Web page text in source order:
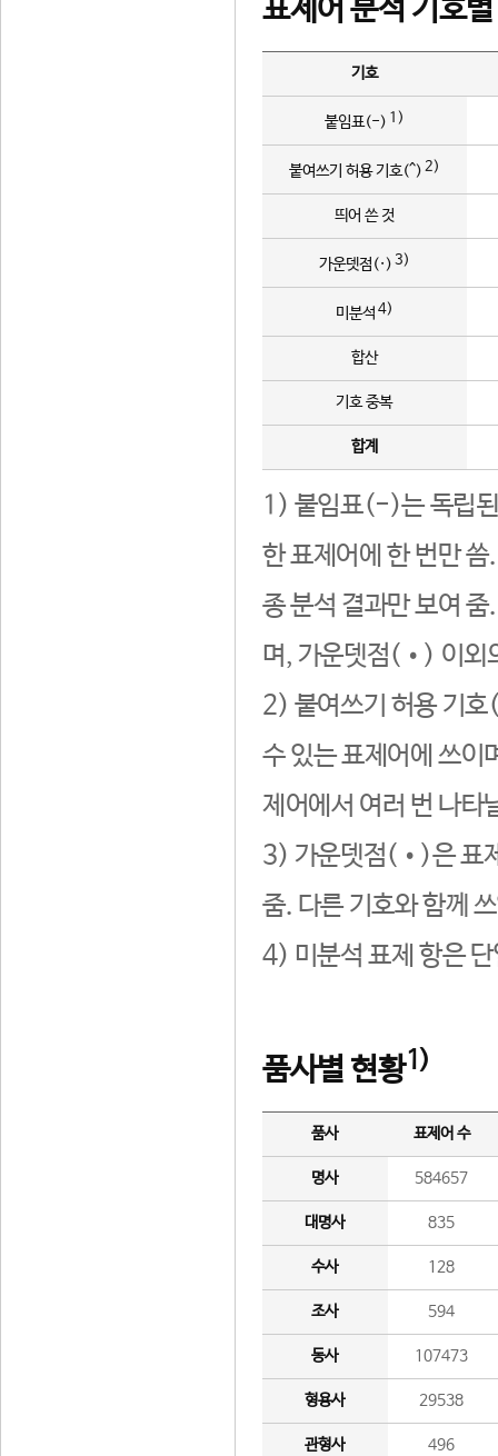
표제어 분석 기호
기호
붙임표(-) 1)
붙여쓰기 허용 기호(^) 2)
띄어 쓴 것
가운뎃점(·) 3)
미분석 4)
합산
기호 중복
합계
1) 붙임표(-)는 독립된
한 표제어에 한 번만
종 분석 결과만 보여
며, 가운뎃점(•) 이외
2) 붙여쓰기 허용 기호
수 있는 표제어에 쓰이
제어에서 여러 번 나타
3) 가운뎃점(•)은 표
줌. 다른 기호와 함께
4) 미분석 표제 항은
품사별 현황1)
품사 표제어 수
명사 584657
대명사 835
수사 128
조사 594
동사 107473
형용사 29538
관형사 496